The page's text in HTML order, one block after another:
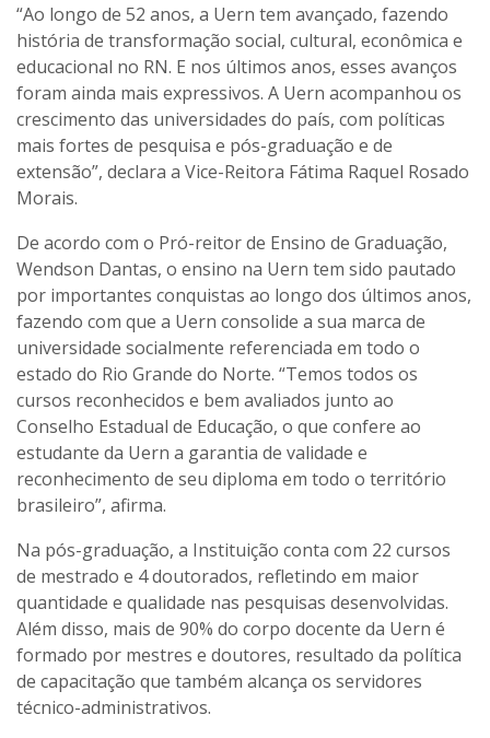
“Ao longo de 52 anos, a Uern tem avançado, fazendo
história de transformação social, cultural, econômica e
educacional no RN. E nos últimos anos, esses avanços
foram ainda mais expressivos. A Uern acompanhou os
crescimento das universidades do país, com políticas
mais fortes de pesquisa e pós-graduação e de
extensão”, declara a Vice-Reitora Fátima Raquel Rosado
Morais.
De acordo com o Pró-reitor de Ensino de Graduação,
Wendson Dantas, o ensino na Uern tem sido pautado
por importantes conquistas ao longo dos últimos anos,
fazendo com que a Uern consolide a sua marca de
universidade socialmente referenciada em todo o
estado do Rio Grande do Norte. “Temos todos os
cursos reconhecidos e bem avaliados junto ao
Conselho Estadual de Educação, o que confere ao
estudante da Uern a garantia de validade e
reconhecimento de seu diploma em todo o território
brasileiro”, afirma.
Na pós-graduação, a Instituição conta com 22 cursos
de mestrado e 4 doutorados, refletindo em maior
quantidade e qualidade nas pesquisas desenvolvidas.
Além disso, mais de 90% do corpo docente da Uern é
formado por mestres e doutores, resultado da política
de capacitação que também alcança os servidores
técnico-administrativos.